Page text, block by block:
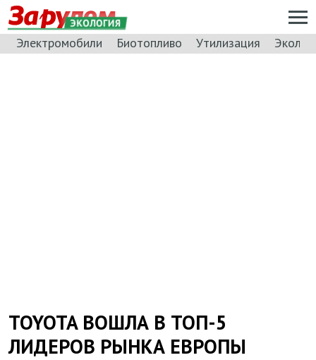
ЭКОЛОГИЯ
Электромобили Биотопливо Утилизация
TOYOTA ВОШЛА В ТОП-5
ЛИДЕРОВ РЫНКА ЕВРОПЫ